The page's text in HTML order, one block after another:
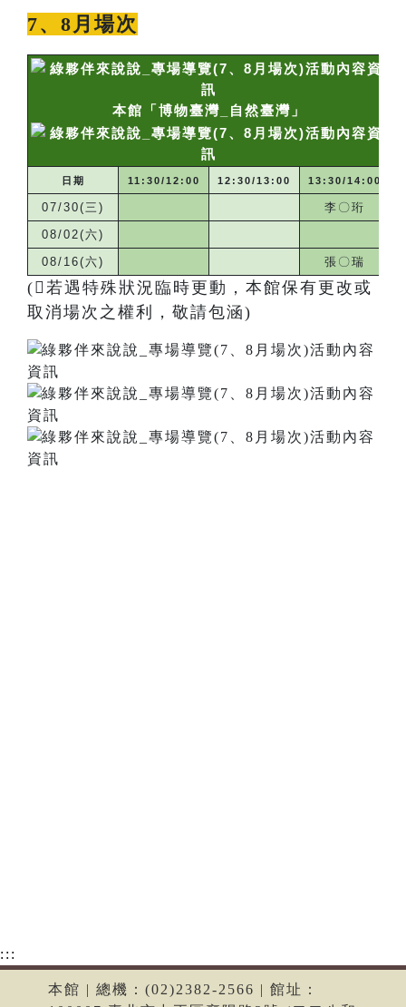
7、8月場次
本館「博物臺灣_自然臺灣」
日期 11:30/12:00 12:30/13:00 13:30/14:00
07/30(三) 李〇珩
08/02(六)
08/16(六)
張〇瑞
(若遇特殊狀況臨時更動，本館保有更改或
取消場次之權利，敬請包涵)
:::
本館 | 總機：(02)2382-2566 | 館址：